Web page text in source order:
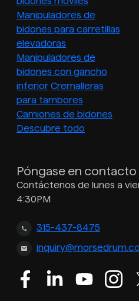
Manipuladores de
bidones para carretillas
elevadoras
Manipuladores de
bidones con gancho
inferior Cremalleras
para tambores
Camiones de bidones
Descubre todo
Póngase en contacto
Contáctenos de lunes a
4:30PM
315-437-8475